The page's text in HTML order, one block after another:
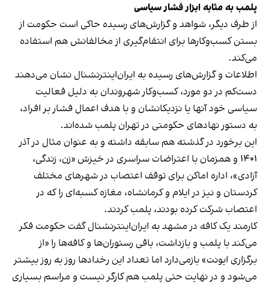
پلمب به مثابه ابزار فشار سیاسی
از طرف دیگر، شواهد و گزارش‌های رسیده حاکی است حکومت از
بستن کسب‌وکارها برای انتقام‌گیری از مخالفانش هم استفاده
می‌کند.
اطلاعات و گزارش‌های رسیده به ایران‌اینترنشنال نشان می‌دهند
دست‌کم در دو مورد، کسب‌وکار شهروندان به دلیل فعالیت
سیاسی خود آنها یا نزدیکانشان و با هدف اعمال فشار بر افراد،
به دستور نهادهای حکومتی در تهران پلمب شده‌اند.
این برخورد در گذشته هم سابقه داشته و به عنوان مثال در آذر
۱۴۰۱ و همزمان با اعتراضات سراسری در خیزش «زن، زندگی،
آزادی»، اداره اماکن برای توقف اعتصاب در شهرهای مختلف
کردستان و نیز در ایلام و کرمانشاه، مغازه کسبه‌ای را که در
اعتصاب شرکت کرده بودند، پلمب کردند.
کارمند یک کافه در مشهد به ایران‌اینترنشنال گفت حکومت فکر
می‌کند با پلمب و بازداشت، باقی رستوران‌ها و کافه‌ها را «از
برگزاری ایونت» بازمی‌دارد اما تعداد این رخدادها روز به روز بیشتر
می‌شود و در نهایت حتی پلمب هم کارگر نیست و مراسم بسیاری